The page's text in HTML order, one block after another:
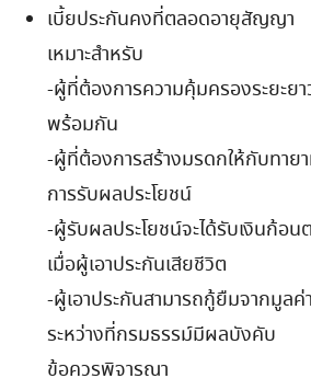
เบี้ยประกันคงที่ตลอดอายุสัญญา
เหมาะสำหรับ
-ผู้ที่ต้องการความคุ้มครองระยะยา
พร้อมกัน
-ผู้ที่ต้องการสร้างมรดกให้กับทาย
การรับผลประโยชน์
-ผู้รับผลประโยชน์จะได้รับเงินก้อน
เมื่อผู้เอาประกันเสียชีวิต
-ผู้เอาประกันสามารถกู้ยืมจากมูลค่
ระหว่างที่กรมธรรม์มีผลบังคับ
ข้อควรพิจารณา